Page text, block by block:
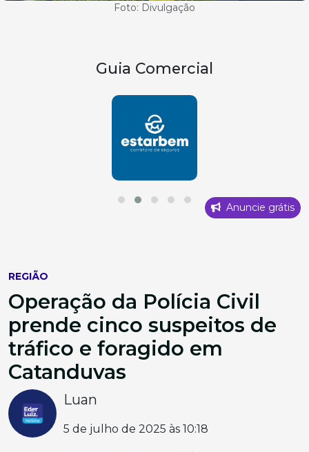
Foto: Divulgação
Guia Comercial
Anuncie grátis
REGIÃO
Operação da Polícia Civil
prende cinco suspeitos de
tráfico e foragido em
Catanduvas
Luan
5 de julho de 2025 às 10:18